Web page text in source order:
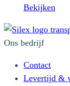
Bekijken
Ons bedrijf
Contact
Levertijd &